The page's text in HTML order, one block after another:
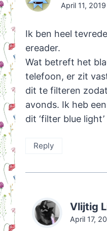
April 11,
Ik ben heel
ereader.
Wat betreft het
telefoon, er zit
dit te filteren
avonds. Ik heb
dit ‘filter blue
Reply
Vlijtig
April 17,